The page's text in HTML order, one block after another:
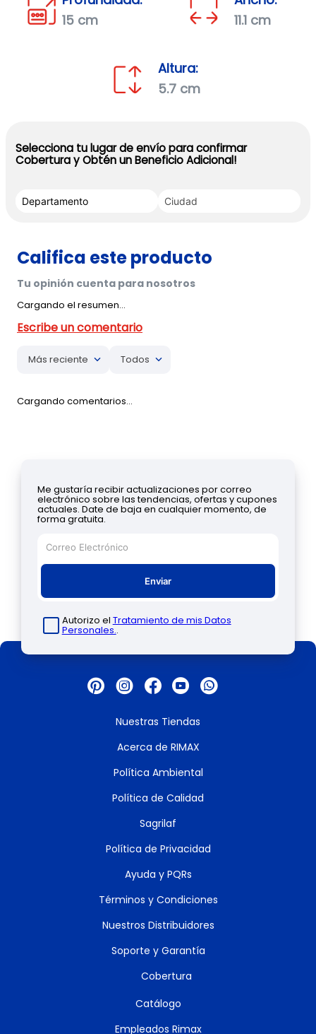
15 cm
11.1 cm
Altura:
5.7 cm
Selecciona tu lugar de envío para confirmar
Cobertura y Obtén un Beneficio Adicional!
Cargando el resumen…
Más reciente Todos
Cargando comentarios…
Me gustaría recibir actualizaciones por correo
electrónico sobre las tendencias, ofertas y cupones
actuales. Date de baja en cualquier momento, de
forma gratuita.
Enviar
Autorizo el Tratamiento de mis Datos
Personales..
Nuestras Tiendas
Acerca de RIMAX
Política Ambiental
Política de Calidad
Sagrilaf
Política de Privacidad
Ayuda y PQRs
Términos y Condiciones
Nuestros Distribuidores
Soporte y Garantía
Cobertura
Catálogo
Empleados Rimax